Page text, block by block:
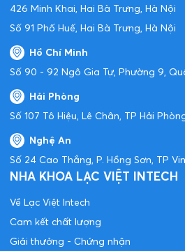
NHA KHOA LẠC VIỆT INTECH
Về Lạc Việt Intech
Cam kết chất lượng
Giải thưởng - Chứng nhận
426 Minh Khai, Hai Bà Trưng, Hà Nội
Số 91 Phố Huế, Hai Bà Trưng, Hà Nội
Hồ Chí Minh
Số 90 - 92 Ngô Gia Tự, Phường 9,
Hải Phòng
Số 107 Tô Hiệu, Lê Chân, TP Hải
Nghệ An
Số 24 Cao Thắng, P. Hồng Sơn, TP